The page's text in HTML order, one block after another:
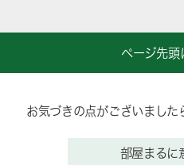
ページ先頭
お気づきの点がございました
部屋まるに